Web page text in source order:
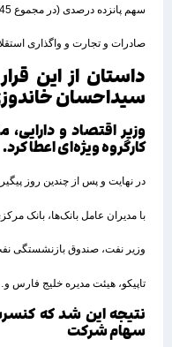
سهم پانزده درصدی (در مجموع 45 درصد) به بانک‌های ملت،
صادرات و تجارت و واگذاری
داستان از این
سیداحسان
وزیر اقتصاد و دارایی،
کارگروه ویژه‌ای اعطا کرد.
در نهایت و پس از چندین روز
با مدیران عامل بانک‌ها، بانک
وزیر نفت، صندوق بازنشستگی
تاپیکو، هیئت مدیره خلیج فارس
سهام شرکت